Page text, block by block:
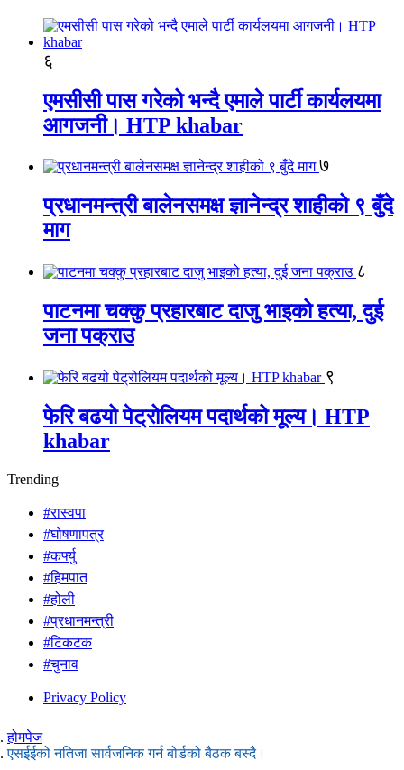
६
एमसीसी पास गरेको भन्दै एमाले पार्टी कार्यलयमा
आगजनी। HTP khabar
७
प्रधानमन्त्री बालेनसमक्ष ज्ञानेन्द्र शाहीको ९ बुँदे
माग
८
पाटनमा चक्कु प्रहारबाट दाजु भाइको हत्या, दुई
जना पक्राउ
९
फेरि बढयो पेट्रोलियम पदार्थको मूल्य। HTP
khabar
Trending
#रास्वपा
#घोषणापत्र
#कर्फ्यु
#हिमपात
#होली
#प्रधानमन्त्री
#टिकटक
#चुनाव
Privacy Policy
होमपेज
एसईईको नतिजा सार्वजनिक गर्न बोर्डको बैठक बस्दै।